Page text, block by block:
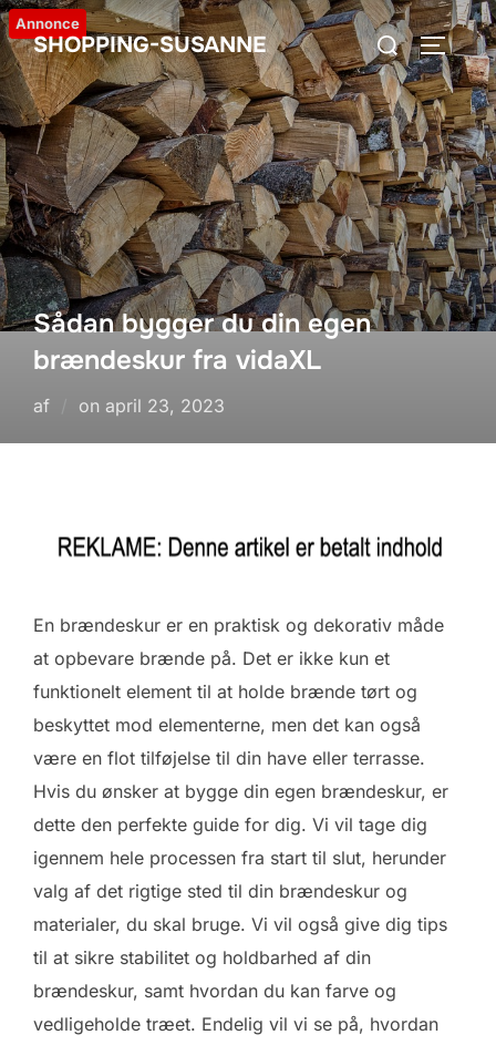
Videre
til
indhold
SHOPPING-SUSANNE
Søg
efter:
SLÅ
Annonce
Sådan bygger du din egen
brændeskur fra vidaXL
af on Udgivet
april 23, 2023
En brændeskur er en praktisk og dekorativ måde
at opbevare brænde på. Det er ikke kun et
funktionelt element til at holde brænde tørt og
beskyttet mod elementerne, men det kan også
være en flot tilføjelse til din have eller terrasse.
Hvis du ønsker at bygge din egen brændeskur, er
dette den perfekte guide for dig. Vi vil tage dig
igennem hele processen fra start til slut, herunder
valg af det rigtige sted til din brændeskur og
materialer, du skal bruge. Vi vil også give dig tips
til at sikre stabilitet og holdbarhed af din
brændeskur, samt hvordan du kan farve og
vedligeholde træet. Endelig vil vi se på, hvordan